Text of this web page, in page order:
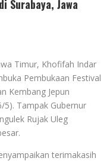
Surabaya, Jawa
Timur, Khofifah Indar
Pembukaan Festival
Kembang Jepun
5). Tampak Gubernur
Rujak Uleg
terimakasih